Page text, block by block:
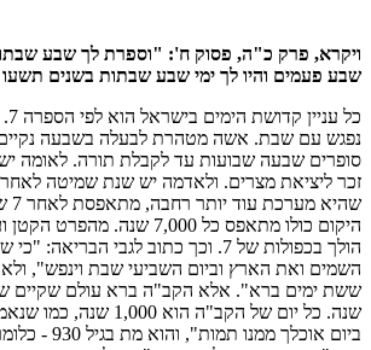
ויקרא, פרק כ"ה, פסוק ח': "וספרת לך שבע
שבע פעמים והיו לך ימי שבע שבתות בשנים
נפגש עם שבת. אשה מטהרת לבעלה בשבעה
סופרים שבעה שבועות עד לקבלת תורה. לאומה
היקום כולו מתאפס כל 7,000 שנה.
הולך בכפולות של 7. וכך כתוב לגבי
השמים ואת הארץ וביום השביעי שבת וינפש",
שנה. כל יום של הקב"ה הוא
ביום אוכלך